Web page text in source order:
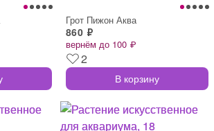
Грот Пижон Аква
860 ₽
вернём до 100 ₽
2
В корзину